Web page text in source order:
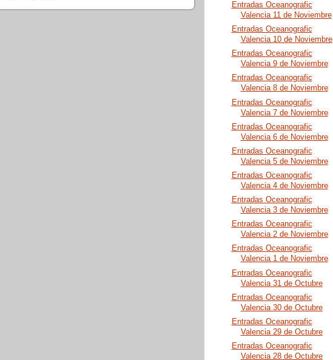
Entradas Oceanografic
Valencia 11 de Noviembre
Entradas Oceanografic
Valencia 10 de Noviembre
Entradas Oceanografic
Valencia 9 de Noviembre
Entradas Oceanografic
Valencia 8 de Noviembre
Entradas Oceanografic
Valencia 7 de Noviembre
Entradas Oceanografic
Valencia 6 de Noviembre
Entradas Oceanografic
Valencia 5 de Noviembre
Entradas Oceanografic
Valencia 4 de Noviembre
Entradas Oceanografic
Valencia 3 de Noviembre
Entradas Oceanografic
Valencia 2 de Noviembre
Entradas Oceanografic
Valencia 1 de Noviembre
Entradas Oceanografic
Valencia 31 de Octubre
Entradas Oceanografic
Valencia 30 de Octubre
Entradas Oceanografic
Valencia 29 de Octubre
Entradas Oceanografic
Valencia 28 de Octubre